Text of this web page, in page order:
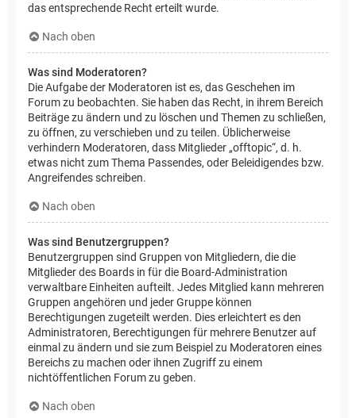
das entsprechende Recht erteilt wurde.
Nach oben
Was sind Moderatoren?
Die Aufgabe der Moderatoren ist es, das Geschehen im
Forum zu beobachten. Sie haben das Recht, in ihrem Bereich
Beiträge zu ändern und zu löschen und Themen zu schließen,
zu öffnen, zu verschieben und zu teilen. Üblicherweise
verhindern Moderatoren, dass Mitglieder „offtopic“, d. h.
etwas nicht zum Thema Passendes, oder Beleidigendes bzw.
Angreifendes schreiben.
Nach oben
Was sind Benutzergruppen?
Benutzergruppen sind Gruppen von Mitgliedern, die die
Mitglieder des Boards in für die Board-Administration
verwaltbare Einheiten aufteilt. Jedes Mitglied kann mehreren
Gruppen angehören und jeder Gruppe können
Berechtigungen zugeteilt werden. Dies erleichtert es den
Administratoren, Berechtigungen für mehrere Benutzer auf
einmal zu ändern und sie zum Beispiel zu Moderatoren eines
Bereichs zu machen oder ihnen Zugriff zu einem
nichtöffentlichen Forum zu geben.
Nach oben